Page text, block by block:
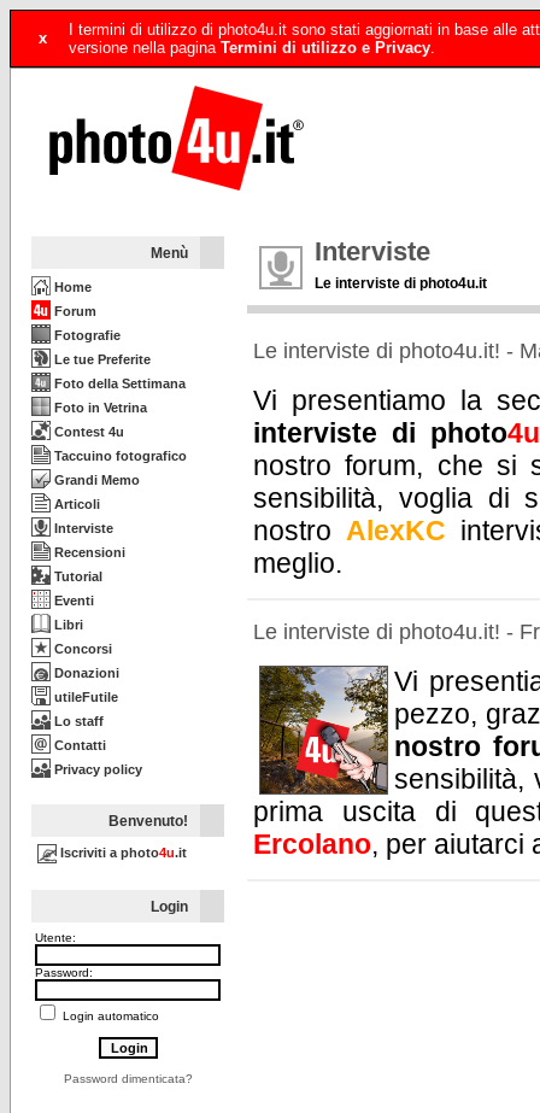
x
I termini di utilizzo di photo4u.it sono stati aggiornati in base alle
versione nella pagina Termini di utilizzo e Privacy.
Menù
Home
Forum
Fotografie
Le tue Preferite
Foto della Settimana
Foto in Vetrina
Contest 4u
Taccuino fotografico
Grandi Memo
Articoli
Interviste
Recensioni
Tutorial
Eventi
Libri
Concorsi
Donazioni
utileFutile
Lo staff
Contatti
Privacy policy
Benvenuto!
Iscriviti a photo4u.it
Login
Utente:
Password:
Login automatico
Password dimenticata?
Interviste
Le interviste di photo4u.it
Le interviste di photo4u.it! -
Vi presentiamo la
interviste di photo4u
nostro forum, che si
sensibilità, voglia di
nostro AlexKC
meglio.
Le interviste di photo4u.it! -
Vi
pezzo,
nostro
sensibilità,
prima uscita di
Ercolano, per aiutarci